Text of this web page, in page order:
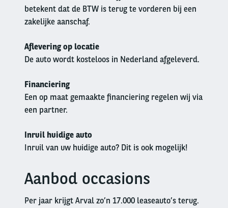
betekent dat de BTW is terug te vorderen bij een
zakelijke aanschaf.
Aflevering op locatie
De auto wordt kosteloos in Nederland afgeleverd.
Financiering
Een op maat gemaakte financiering regelen wij via
een partner.
Inruil huidige auto
Inruil van uw huidige auto? Dit is ook mogelijk!
columnAanbod occasions
Per jaar krijgt Arval zo’n 17.000 leaseauto’s terug.